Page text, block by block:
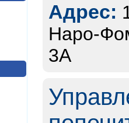
Адрес:
Наро-
3А